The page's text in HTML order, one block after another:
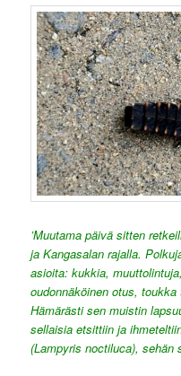
’Muutama päivä sitten
ja Kangasalan rajalla.
asioita: kukkia,
oudonnäköinen otus,
Hämärästi sen muistin
sellaisia etsittiin ja
(Lampyris noctiluca), sehän